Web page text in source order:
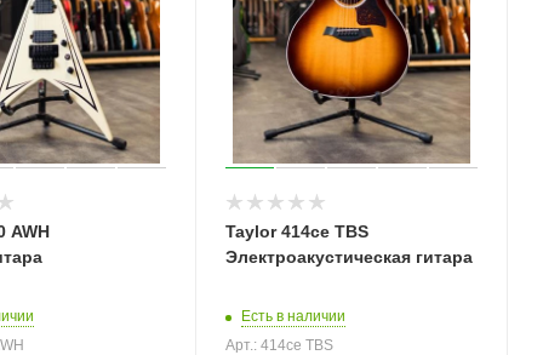
AWH
Taylor 414ce TBS
Электроакустическая гитара
Есть в наличии
Арт.: 414ce TBS